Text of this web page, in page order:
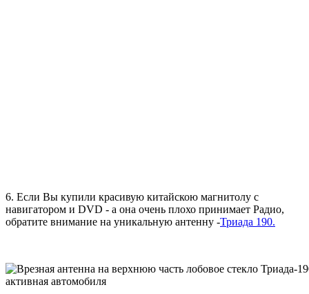
6. Если Вы купили красивую китайскою магнитолу с
навигатором и DVD - а она очень плохо принимает Радио,
обратите внимание на уникальную антенну -Триада 190.